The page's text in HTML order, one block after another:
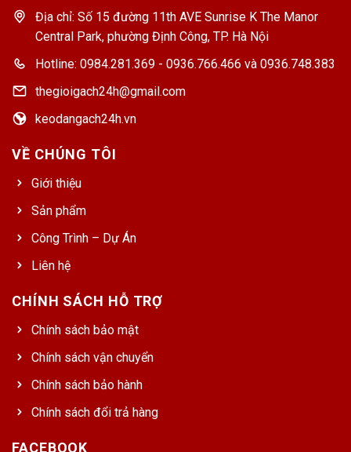
Địa chỉ: Số 15 đường 11th AVE Sunrise K The Manor
Central Park, phường Định Công, TP. Hà Nội
Hotline: 0984.281.369 - 0936.766.466 và 0936.748.383
thegioigach24h@gmail.com
keodangach24h.vn
VỀ CHÚNG TÔI
Giới thiệu
Sản phẩm
Công Trình – Dự Án
Liên hệ
CHÍNH SÁCH HỖ TRỢ
Chính sách bảo mật
Chính sách vận chuyển
Chính sách bảo hành
Chính sách đổi trả hàng
FACEBOOK